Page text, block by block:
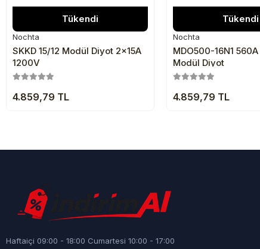
Tükendi
Nochta
SKKD 15/12 Modül Diyot 2x15A
1200V
4.859,79 TL
Tükendi
Nochta
MDO500-16N1
Modül Diyot
4.859,79 TL
Haftaiçi 09:00 - 18:00 Cumartesi 10:00 - 17:00